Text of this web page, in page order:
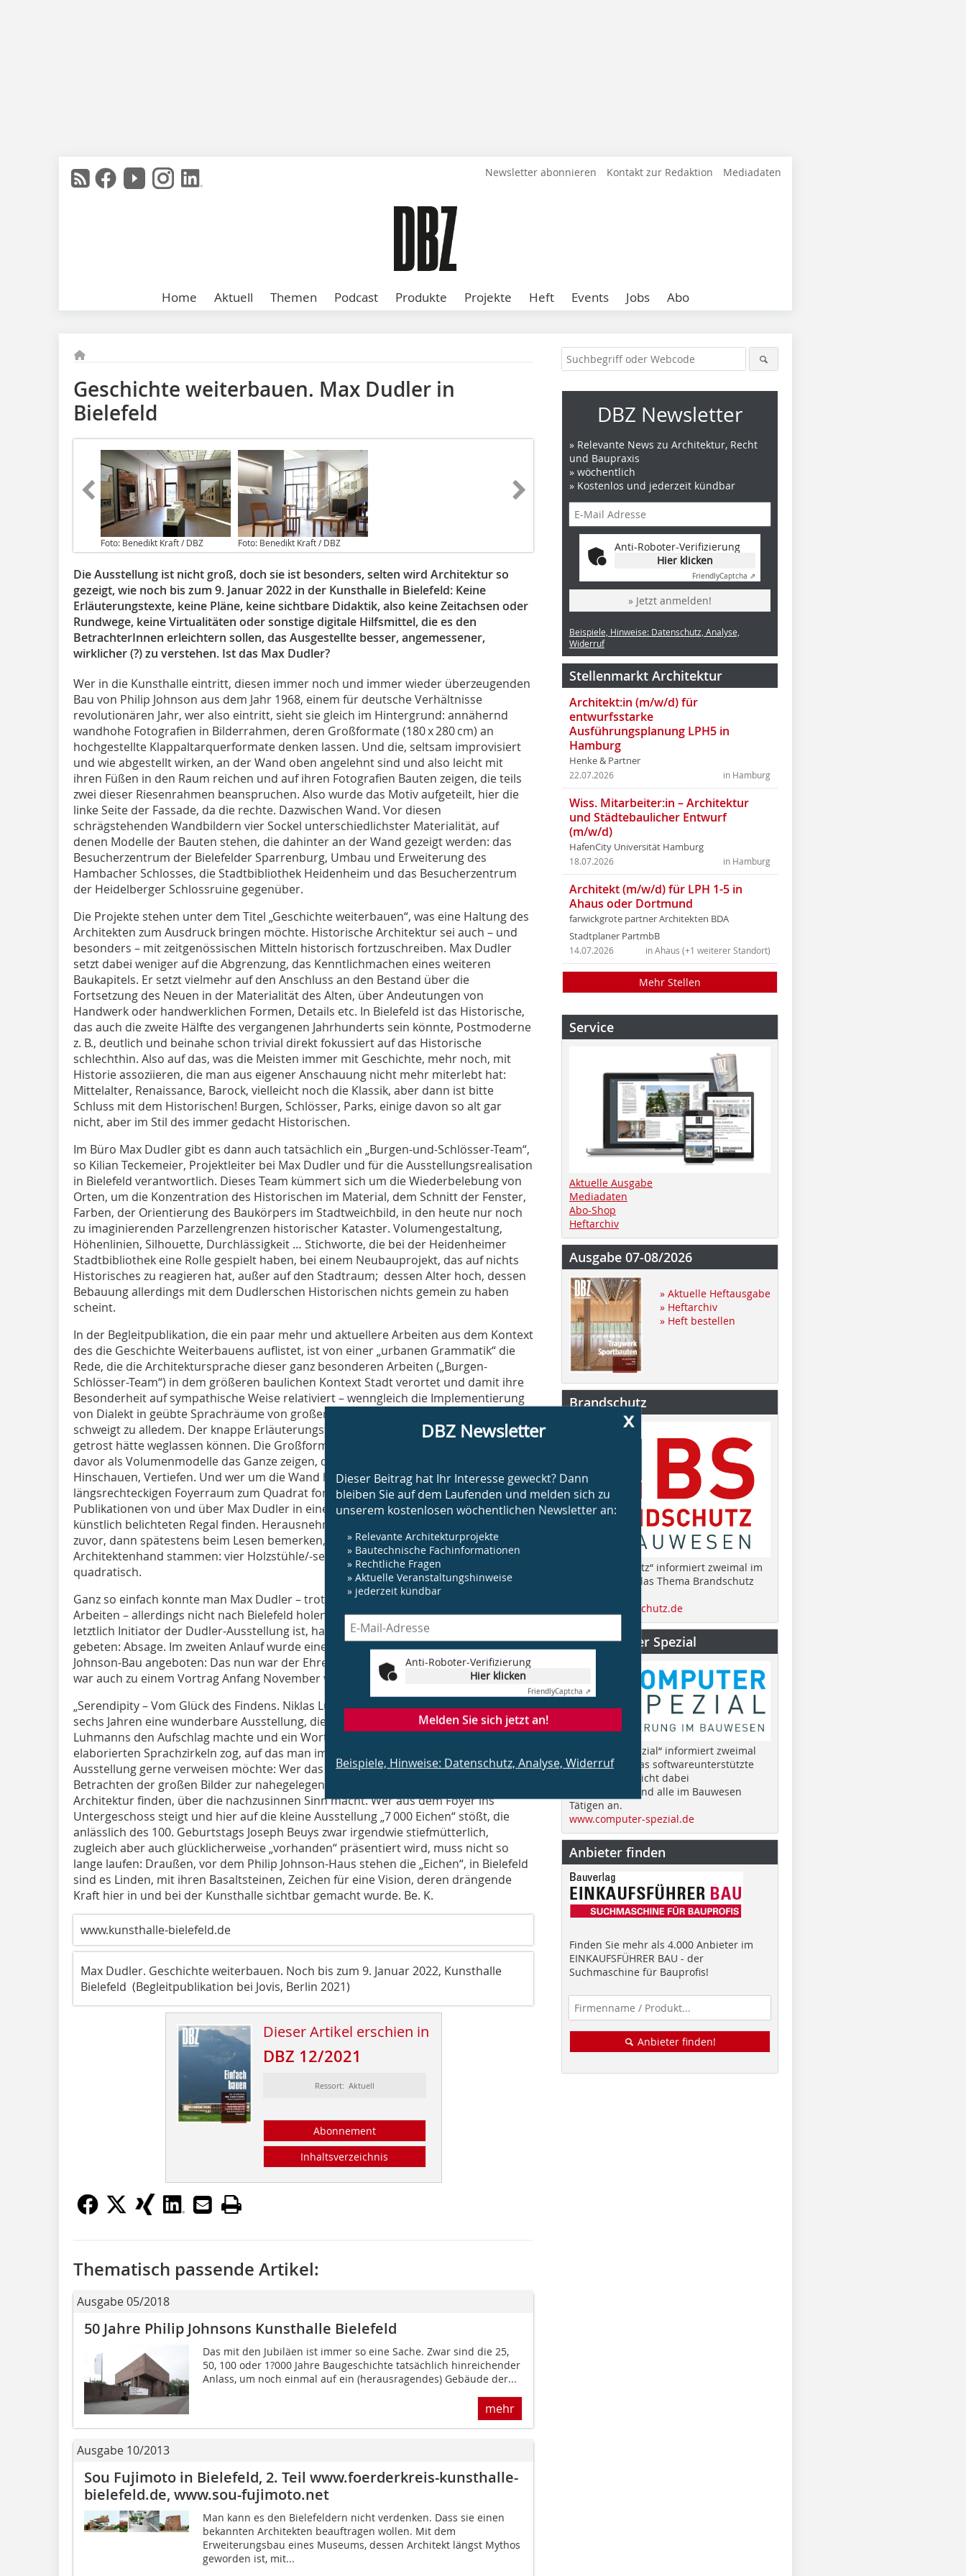
Newsletter abonnieren Kontakt zur Redaktion Mediadaten
Home Aktuell Themen Podcast Produkte Projekte Heft Events Jobs Abo
Geschichte weiterbauen. Max Dudler in
Bielefeld
Foto: Benedikt Kraft / DBZ Foto: Benedikt Kraft / DBZ
Die Ausstellung ist nicht groß, doch sie ist besonders, selten wird Architektur so
gezeigt, wie noch bis zum 9. Januar 2022 in der Kunsthalle in Bielefeld: Keine
Erläuterungstexte, keine Pläne, keine sichtbare Didaktik, also keine Zeitachsen oder
Rundwege, keine Virtualitäten oder sonstige digitale Hilfsmittel, die es den
BetrachterInnen erleichtern sollen, das Ausgestellte besser, angemessener,
wirklicher (?) zu verstehen. Ist das Max Dudler?
Wer in die Kunsthalle eintritt, diesen immer noch und immer wieder überzeugenden
Bau von Philip Johnson aus dem Jahr 1968, einem für deutsche Verhältnisse
revolutionären Jahr, wer also eintritt, sieht sie gleich im Hintergrund: annähernd
wandhohe Fotografien in Bilderrahmen, deren Großformate (180 x 280 cm) an
hochgestellte Klappaltarquerformate denken lassen. Und die, seltsam improvisiert
und wie abgestellt wirken, an der Wand oben angelehnt sind und also leicht mit
ihren Füßen in den Raum reichen und auf ihren Fotografien Bauten zeigen, die teils
zwei dieser Riesenrahmen beanspruchen. Also wurde das Motiv aufgeteilt, hier die
linke Seite der Fassade, da die rechte. Dazwischen Wand. Vor diesen
schrägstehenden Wandbildern vier Sockel unterschiedlichster Materialität, auf
denen Modelle der Bauten stehen, die dahinter an der Wand gezeigt werden: das
Besucherzentrum der Bielefelder Sparrenburg, Umbau und Erweiterung des
Hambacher Schlosses, die Stadtbibliothek Heidenheim und das Besucherzentrum
der Heidelberger Schlossruine gegenüber.
Die Projekte stehen unter dem Titel „Geschichte weiterbauen“, was eine Haltung des
Architekten zum Ausdruck bringen möchte. Historische Architektur sei auch – und
besonders – mit zeitgenössischen Mitteln historisch fortzuschreiben. Max Dudler
setzt dabei weniger auf die Abgrenzung, das Kenntlichmachen eines weiteren
Baukapitels. Er setzt vielmehr auf den Anschluss an den Bestand über die
Fortsetzung des Neuen in der Materialität des Alten, über Andeutungen von
Handwerk oder handwerklichen Formen, Details etc. In Bielefeld ist das Historische,
das auch die zweite Hälfte des vergangenen Jahrhunderts sein könnte, Postmoderne
z. B., deutlich und beinahe schon trivial direkt fokussiert auf das Historische
schlechthin. Also auf das, was die Meisten immer mit Geschichte, mehr noch, mit
Historie assoziieren, die man aus eigener Anschauung nicht mehr miterlebt hat:
Mittelalter, Renaissance, Barock, vielleicht noch die Klassik, aber dann ist bitte
Schluss mit dem Historischen! Burgen, Schlösser, Parks, einige davon so alt gar
nicht, aber im Stil des immer gedacht Historischen.
Im Büro Max Dudler gibt es dann auch tatsächlich ein „Burgen-und-Schlösser-Team“,
so Kilian Teckemeier, Projektleiter bei Max Dudler und für die Ausstellungsrealisation
in Bielefeld verantwortlich. Dieses Team kümmert sich um die Wiederbelebung von
Orten, um die Konzentration des Historischen im Material, dem Schnitt der Fenster,
Farben, der Orientierung des Baukörpers im Stadtweichbild, in den heute nur noch
zu imaginierenden Parzellengrenzen historischer Kataster. Volumengestaltung,
Höhenlinien, Silhouette, Durchlässigkeit … Stichworte, die bei der Heidenheimer
Stadtbibliothek eine Rolle gespielt haben, bei einem Neubauprojekt, das auf nichts
Historisches zu reagieren hat, außer auf den Stadtraum; dessen Alter hoch, dessen
Bebauung allerdings mit dem Dudlerschen Historischen nichts gemein zu haben
scheint.
In der Begleitpublikation, die ein paar mehr und aktuellere Arbeiten aus dem Kontext
des die Geschichte Weiterbauens auflistet, ist von einer „urbanen Grammatik“ die
Rede, die die Architektursprache dieser ganz besonderen Arbeiten („Burgen-
Schlösser-Team“) in dem größeren baulichen Kontext Stadt verortet und damit ihre
Besonderheit auf sympathische Weise relativiert – wenngleich die Implementierung
von Dialekt in geübte Sprachräume von großer (Bau-)Kunst zeugt. Die Ausstellung
schweigt zu alledem. Der knappe Erläuterungstext ist derart allgemein, dass man ihn
getrost hätte weglassen können. Die Großformate, Ausschnitte aus den Bauten, die
davor als Volumenmodelle das Ganze zeigen, drängen nach Hinschauen, länger
Hinschauen, Vertiefen. Und wer um die Wand herumschreitet, die den an sich
längsrechteckigen Foyerraum zum Quadrat formt, kann auf deren Rückseite aktuelle
Publikationen von und über Max Dudler in einem in die Wand eingelassenen,
künstlich belichteten Regal finden. Herausnehmen, hinsetzen und wenn nicht schon
zuvor, dann spätestens beim Lesen bemerken, dass die Sitzmöbel ebenfalls aus
Architektenhand stammen: vier Holzstühle/-sessel und ein Holztischchen, Platte
quadratisch.
Ganz so einfach konnte man Max Dudler – trotz der beiden hier von ihm realisierten
Arbeiten – allerdings nicht nach Bielefeld holen. Das Forum Baukultur OWL, das
letztlich Initiator der Dudler-Ausstellung ist, hatte ihn für einen Vortrag in die Stadt
gebeten: Absage. Im zweiten Anlauf wurde eine Ausstellungsmöglichkeit im Philip
Johnson-Bau angeboten: Das nun war der Ehre genug, der Schweizer sagte ja und
war auch zu einem Vortrag Anfang November vor Ort.
„Serendipity – Vom Glück des Findens. Niklas Luhmann, Ulrich Rückriem“ lautete vor
sechs Jahren eine wunderbare Ausstellung, die hier im Foyer mit dem Zettelkasten
Luhmanns den Aufschlag machte und ein Wort aus der Vergessenheit, den
elaborierten Sprachzirkeln zog, auf das man im Zusammenhang mit dieser
Ausstellung gerne verweisen möchte: Wer das Glück und die Zeit hat, nach dem
Betrachten der großen Bilder zur nahegelegenen Burg zu laufen, der kann
Architektur finden, über die nachzusinnen Sinn macht. Wer aus dem Foyer ins
Untergeschoss steigt und hier auf die kleine Ausstellung „7 000 Eichen“ stößt, die
anlässlich des 100. Geburtstags Joseph Beuys zwar irgendwie stiefmütterlich,
zugleich aber auch glücklicherweise „vorhanden“ präsentiert wird, muss nicht so
lange laufen: Draußen, vor dem Philip Johnson-Haus stehen die „Eichen“, in Bielefeld
sind es Linden, mit ihren Basaltsteinen, Zeichen für eine Vision, deren drängende
Kraft hier in und bei der Kunsthalle sichtbar gemacht wurde. Be. K.
www.kunsthalle-bielefeld.de
Max Dudler. Geschichte weiterbauen. Noch bis zum 9. Januar 2022, Kunsthalle
Bielefeld (Begleitpublikation bei Jovis, Berlin 2021)
Dieser Artikel erschien in
DBZ 12/2021
Ressort: Aktuell
Abonnement
Inhaltsverzeichnis
x
DBZ Newsletter
Dieser Beitrag hat Ihr Interesse geweckt? Dann
bleiben Sie auf dem Laufenden und melden sich zu
unserem kostenlosen wöchentlichen Newsletter an:
» Relevante Architekturprojekte
» Bautechnische Fachinformationen
» Rechtliche Fragen
» Aktuelle Veranstaltungshinweise
» jederzeit kündbar
Anti-Roboter-Verifizierung
Hier klicken
FriendlyCaptcha ⇗
Melden Sie sich jetzt an!
Beispiele, Hinweise: Datenschutz, Analyse, Widerruf
Thematisch passende Artikel:
Ausgabe 05/2018
50 Jahre Philip Johnsons Kunsthalle Bielefeld
Das mit den Jubiläen ist immer so eine Sache. Zwar sind die 25,
50, 100 oder 1?000 Jahre Baugeschichte tatsächlich hinreichender
Anlass, um noch einmal auf ein (herausragendes) Gebäude der...
mehr
Ausgabe 10/2013
Sou Fujimoto in Bielefeld, 2. Teil www.foerderkreis-kunsthalle-
bielefeld.de, www.sou-fujimoto.net
Man kann es den Bielefeldern nicht verdenken. Dass sie einen
bekannten Architekten beauftragen wollen. Mit dem
Erweiterungsbau eines Museums, dessen Architekt längst Mythos
geworden ist, mit...
DBZ Newsletter
» Relevante News zu Architektur, Recht
und Baupraxis
» wöchentlich
» Kostenlos und jederzeit kündbar
Anti-Roboter-Verifizierung
Hier klicken
FriendlyCaptcha ⇗
» Jetzt anmelden!
Beispiele, Hinweise: Datenschutz, Analyse,
Widerruf
Stellenmarkt Architektur
Architekt:in (m/w/d) für
entwurfsstarke
Ausführungsplanung LPH5 in
Hamburg
Henke & Partner
in Hamburg
22.07.2026
Wiss. Mitarbeiter:in – Architektur
und Städtebaulicher Entwurf
(m/w/d)
HafenCity Universität Hamburg
in Hamburg
18.07.2026
Architekt (m/w/d) für LPH 1-5 in
Ahaus oder Dortmund
farwickgrote partner Architekten BDA
Stadtplaner PartmbB
in Ahaus (+1 weiterer Standort)
14.07.2026
Mehr Stellen
Service
Aktuelle Ausgabe
Mediadaten
Abo-Shop
Heftarchiv
Ausgabe 07-08/2026
» Aktuelle Heftausgabe
» Heftarchiv
» Heft bestellen
Brandschutz
„BS Brandschutz“ informiert zweimal im
Jahr rund um das Thema Brandschutz
www.bsbrandschutz.de
CS Computer Spezial
„Computer Spezial“ informiert zweimal
im Jahr über das softwareunterstützte
Bauen und spricht dabei
fachübergreifend alle im Bauwesen
Tätigen an.
www.computer-spezial.de
Anbieter finden
Finden Sie mehr als 4.000 Anbieter im
EINKAUFSFÜHRER BAU - der
Suchmaschine für Bauprofis!
Anbieter finden!